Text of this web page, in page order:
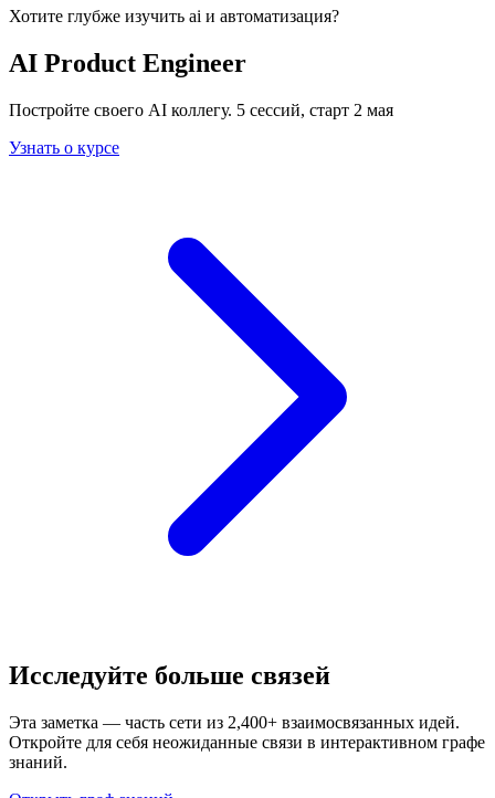
Хотите глубже изучить ai и автоматизация?
AI Product Engineer
Постройте своего AI коллегу. 5 сессий, старт 2 мая
Узнать о курсе
Исследуйте больше связей
Эта заметка — часть сети из 2,400+ взаимосвязанных идей.
Откройте для себя неожиданные связи в интерактивном графе
знаний.